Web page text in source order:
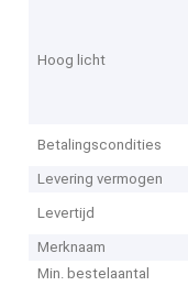
Hoog licht
Betalingscondities
Levering vermogen
Levertijd
Merknaam
Min. bestelaantal